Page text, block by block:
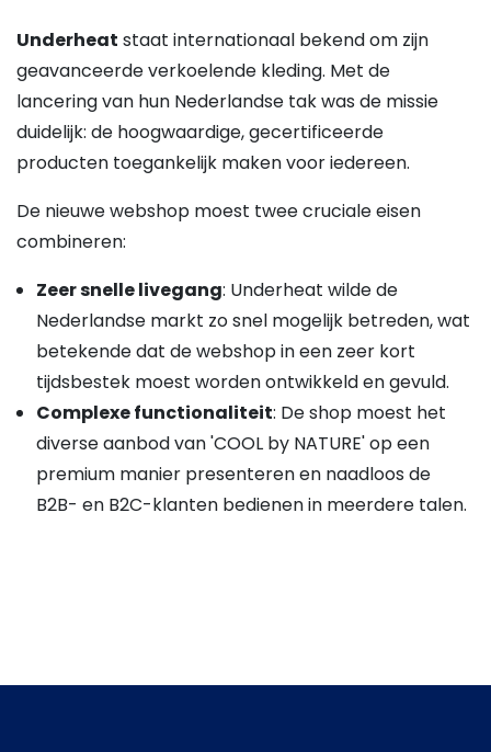
Underheat staat internationaal bekend om zijn
geavanceerde verkoelende kleding. Met de
lancering van hun Nederlandse tak was de missie
duidelijk: de hoogwaardige, gecertificeerde
producten toegankelijk maken voor iedereen.
De nieuwe webshop moest twee cruciale eisen
combineren:
Zeer snelle livegang: Underheat wilde de
Nederlandse markt zo snel mogelijk betreden, wat
betekende dat de webshop in een zeer kort
tijdsbestek moest worden ontwikkeld en gevuld.
Complexe functionaliteit: De shop moest het
diverse aanbod van 'COOL by NATURE' op een
premium manier presenteren en naadloos de
B2B- en B2C-klanten bedienen in meerdere talen.